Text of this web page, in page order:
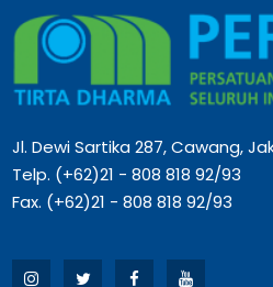
Jl. Dewi Sartika 287, Cawang,
Telp. (+62)21 - 808 818 92/93
Fax. (+62)21 - 808 818 92/93